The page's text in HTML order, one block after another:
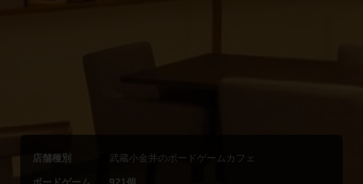
店舗種別 武蔵小金井のボードゲームカフェ